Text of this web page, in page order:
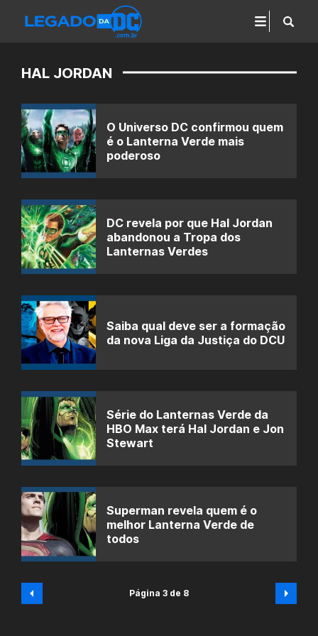
HAL JORDAN
O Universo DC confirmou quem
é o Lanterna Verde mais
poderoso
DC revela por que Hal Jordan
abandonou a Tropa dos
Lanternas Verdes
Saiba qual deve ser a formação
da nova Liga da Justiça do DCU
Série do Lanternas Verde da
HBO Max terá Hal Jordan e Jon
Stewart
Superman revela quem é o
melhor Lanterna Verde de
todos
Página 3 de 8